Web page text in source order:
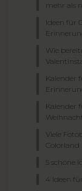
mehr als
Ideen für
Wie
Kalender
Kalender
Viele
Colorland
5 schöne
4 Ideen